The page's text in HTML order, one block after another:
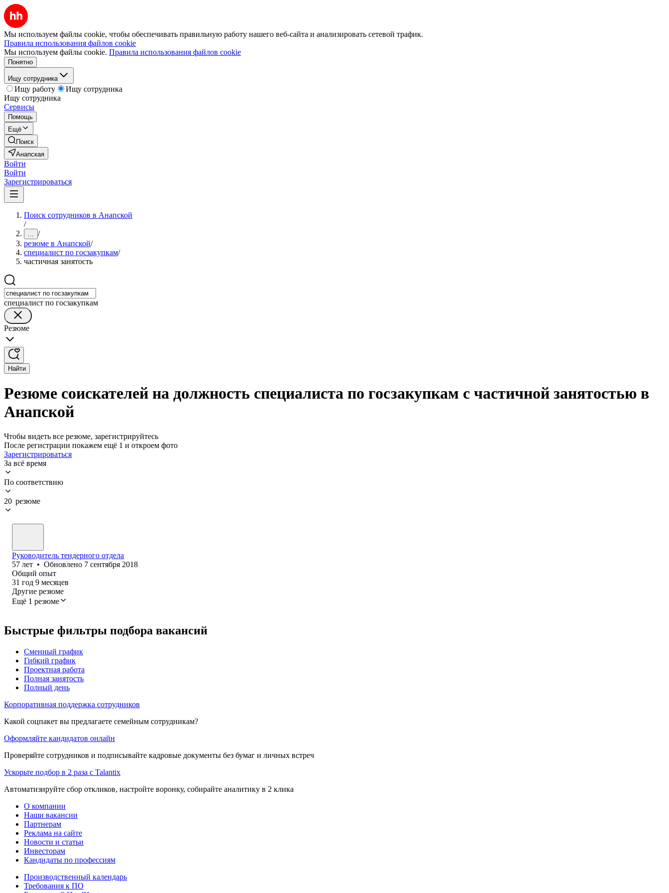
Мы используем файлы cookie, чтобы обеспечивать правильную работу нашего веб-сайта и анализировать сетевой трафик.
Правила использования файлов cookie
Мы используем файлы cookie. Правила использования файлов cookie
Понятно
Ищу сотрудника
Ищу работу
Ищу сотрудника
Ищу сотрудника
Сервисы
Помощь
Ещё
Поиск
Анапская
Войти
Войти
Зарегистрироваться
Поиск сотрудников в Анапской
/
... /
резюме в Анапской/
специалист по госзакупкам/
частичная занятость
специалист по госзакупкам
Резюме
Найти
Резюме соискателей на должность специалиста по госзакупкам с частичной занятостью в
Анапской
Чтобы видеть все резюме, зарегистрируйтесь
После регистрации покажем ещё 1 и откроем фото
Зарегистрироваться
За всё время
По соответствию
20 резюме
Руководитель тендерного отдела
57 лет • Обновлено 7 сентября 2018
Общий опыт
31 год 9 месяцев
Другие резюме
Ещё 1 резюме
Быстрые фильтры подбора вакансий
Сменный график
Гибкий график
Проектная работа
Полная занятость
Полный день
Корпоративная поддержка сотрудников
Какой соцпакет вы предлагаете семейным сотрудникам?
Оформляйте кандидатов онлайн
Проверяйте сотрудников и подписывайте кадровые документы без бумаг и личных встреч
Ускорьте подбор в 2 раза с Talantix
Автоматизируйте сбор откликов, настройте воронку, собирайте аналитику в 2 клика
О компании
Наши вакансии
Партнерам
Реклама на сайте
Новости и статьи
Инвесторам
Кандидаты по профессиям
Производственный календарь
Требования к ПО